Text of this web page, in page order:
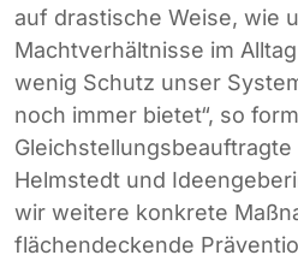
auf drastische Weise, wie
Machtverhältnisse im
wenig Schutz unser
noch immer bietet“, so
Helmstedt und
wir weitere konkrete
flächendeckende